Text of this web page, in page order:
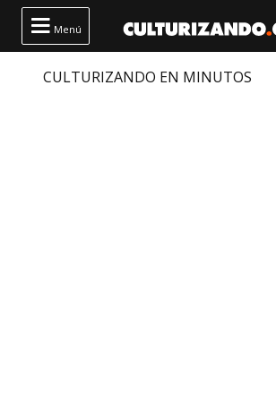
 Menú
CULTURIZANDO EN MINUTOS